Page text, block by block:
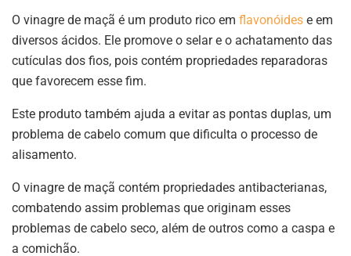
O vinagre de maçã é um produto rico em flavonóides e em
diversos ácidos. Ele promove o selar e o achatamento das
cutículas dos fios, pois contém propriedades reparadoras
que favorecem esse fim.
Este produto também ajuda a evitar as pontas duplas, um
problema de cabelo comum que dificulta o processo de
alisamento.
O vinagre de maçã contém propriedades antibacterianas,
combatendo assim problemas que originam esses
problemas de cabelo seco, além de outros como a caspa e
a comichão.